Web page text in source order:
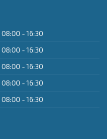
08:00 - 16:30
08:00 - 16:30
08:00 - 16:30
08:00 - 16:30
08:00 - 16:30